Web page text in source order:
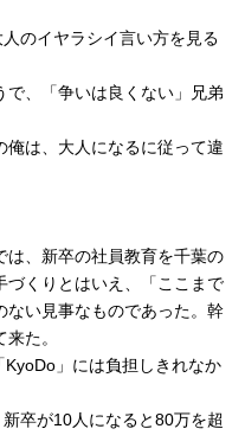
のイヤラシイ言い方を見る
で、「争いは良くない」兄弟
は、大人になるに従って違
は、新卒の社員教育を千葉の
づくりとはいえ、「ここまで
ない見事なものであった。幹
た。
」には負担しきれなか
卒が10人になると80万を超